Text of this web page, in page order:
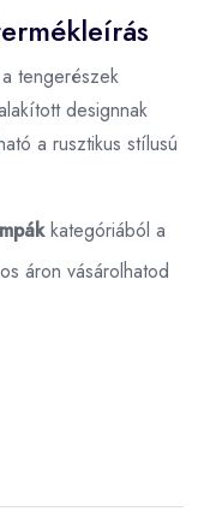
tengerészek
designnak
a rusztikus stílusú
kategóriából a
áron vásárolhatod